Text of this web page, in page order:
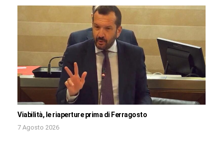
Viabilità, le riaperture prima di Ferragosto
7 Agosto 2026